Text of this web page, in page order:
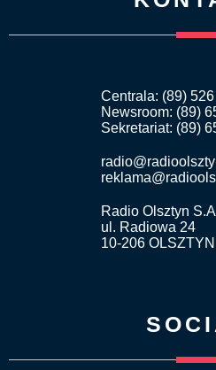
Centrala: (89)
Newsroom: (89)
Sekretariat: (89)
Radio Olsztyn
ul. Radiowa 24
10-206 OLSZTYN